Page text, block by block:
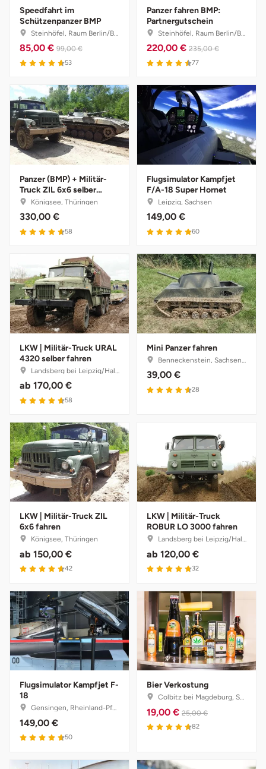
Speedfahrt im
Schützenpanzer BMP
Steinhöfel, Raum Berlin/Brandenburg
85,00 € 99,00 €
53
Panzer fahren BMP:
Partnergutschein
Steinhöfel, Raum Berlin/Brandenburg
220,00 € 235,00 €
77
Panzer (BMP) + Militär-
Truck ZIL 6x6 selber
fahrenKönigsee, Thüringen
330,00 €
58
Flugsimulator Kampfjet
F/A-18 Super Hornet
Leipzig, Sachsen
149,00 €
60
LKW | Militär-Truck URAL
4320 selber fahren
Landsberg bei Leipzig/Halle, Sachsen-Anhalt
ab 170,00 €
58
Mini Panzer fahren
Benneckenstein, Sachsen-Anhalt
39,00 €
28
LKW | Militär-Truck ZIL
6x6 fahren
Königsee, Thüringen
ab 150,00 €
42
LKW | Militär-Truck
ROBUR LO 3000 fahren
Landsberg bei Leipzig/Halle, Sachsen-Anhalt
ab 120,00 €
32
Flugsimulator Kampfjet F-
18
Gensingen, Rheinland-Pfalz
149,00 €
50
Bier Verkostung
Colbitz bei Magdeburg, Sachsen-Anhalt
19,00 € 25,00 €
82
Köln
Landkreis Rostock
Langenselbold
Leipzig
Leutkirch
Ludwigslust-Parchim
Löbau
Lüchow-Dannenberg
Lüneburg
Magdeburg
Main-Kinzig-Kreis
Mainz
Mannheim
Mecklenburgische Seenplatte
Meiningen
Merzig
Mettingen
Märkisch-Oderland
Mönchengladbach
München
Münster
Nagold
Neckarsulm